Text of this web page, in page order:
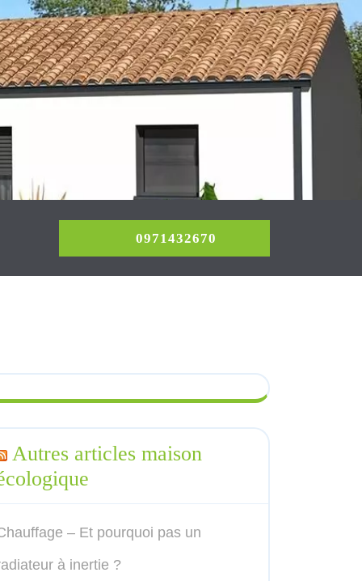
0971432670
Autres articles maison
– Et pourquoi pas un
à inertie ?